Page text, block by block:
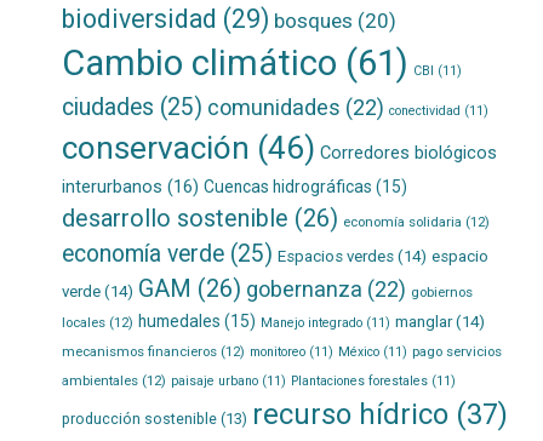
biodiversidad (29) bosques (20)
Cambio climático (61) CBI (11)
ciudades (25) comunidades (22) conectividad (11)
conservación (46) Corredores biológicos
interurbanos (16) Cuencas hidrográficas (15)
desarrollo sostenible (26) economía solidaria (12)
economía verde(25) Espacios verdes(14) espacio
verde(14) GAM (26) gobernanza (22) gobiernos
locales(12) humedales (15) Manejo integrado(11) manglar(14)
mecanismos financieros(12) monitoreo(11) México(11) pago servicios
ambientales(12) paisaje urbano(11) Plantaciones forestales(11)
producción sostenible(13) recurso hídrico(37)